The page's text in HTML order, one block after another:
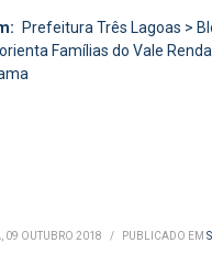
Prefeitura Três Lagoas >
Famílias do Vale
09 OUTUBRO 2018 / PUBLICADO EM